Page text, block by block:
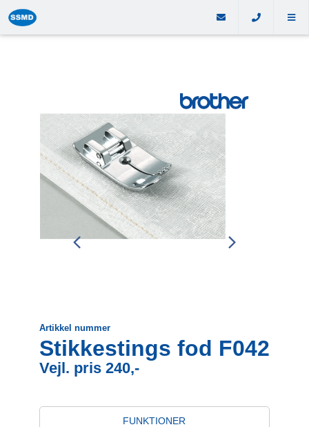
Artikkel nummer
Stikkestings fod F042
Vejl. pris 240,-
FUNKTIONER